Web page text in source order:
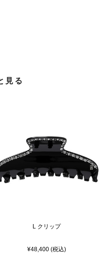
見る
L クリップ
¥48,400 (税込)